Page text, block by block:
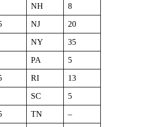
NH 8
NJ 20
NY 35
PA 5
RI 13
SC 5
TN –